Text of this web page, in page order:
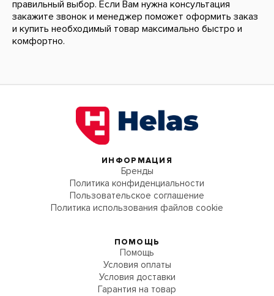
правильный выбор. Если Вам нужна консультация
закажите звонок и менеджер поможет оформить заказ
и купить необходимый товар максимально быстро и
комфортно.
ИНФОРМАЦИЯ
Бренды
Политика конфиденциальности
Пользовательское соглашение
Политика использования файлов cookie
ПОМОЩЬ
Помощь
Условия оплаты
Условия доставки
Гарантия на товар